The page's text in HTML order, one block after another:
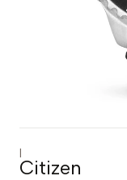
|
Citizen